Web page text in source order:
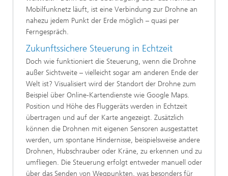
Mobilfunknetz läuft, ist eine Verbindung zur Drohne an
nahezu jedem Punkt der Erde möglich – quasi per
Ferngespräch.
Zukunftssichere Steuerung in Echtzeit
Doch wie funktioniert die Steuerung, wenn die Drohne
außer Sichtweite – vielleicht sogar am anderen Ende der
Welt ist? Visualisiert wird der Standort der Drohne zum
Beispiel über Online-Kartendienste wie Google Maps.
Position und Höhe des Fluggeräts werden in Echtzeit
übertragen und auf der Karte angezeigt. Zusätzlich
können die Drohnen mit eigenen Sensoren ausgestattet
werden, um spontane Hindernisse, beispielsweise andere
Drohnen, Hubschrauber oder Kräne, zu erkennen und zu
umfliegen. Die Steuerung erfolgt entweder manuell oder
über das Senden von Wegpunkten, was besonders für